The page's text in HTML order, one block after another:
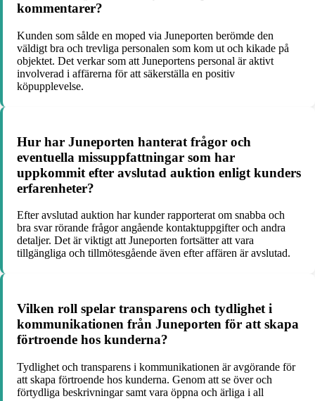
kommentarer?
Kunden som sålde en moped via Juneporten berömde den
väldigt bra och trevliga personalen som kom ut och kikade på
objektet. Det verkar som att Juneportens personal är aktivt
involverad i affärerna för att säkerställa en positiv
köpupplevelse.
Hur har Juneporten hanterat frågor och
eventuella missuppfattningar som har
uppkommit efter avslutad auktion enligt kunders
erfarenheter?
Efter avslutad auktion har kunder rapporterat om snabba och
bra svar rörande frågor angående kontaktuppgifter och andra
detaljer. Det är viktigt att Juneporten fortsätter att vara
tillgängliga och tillmötesgående även efter affären är avslutad.
Vilken roll spelar transparens och tydlighet i
kommunikationen från Juneporten för att skapa
förtroende hos kunderna?
Tydlighet och transparens i kommunikationen är avgörande för
att skapa förtroende hos kunderna. Genom att se över och
förtydliga beskrivningar samt vara öppna och ärliga i all